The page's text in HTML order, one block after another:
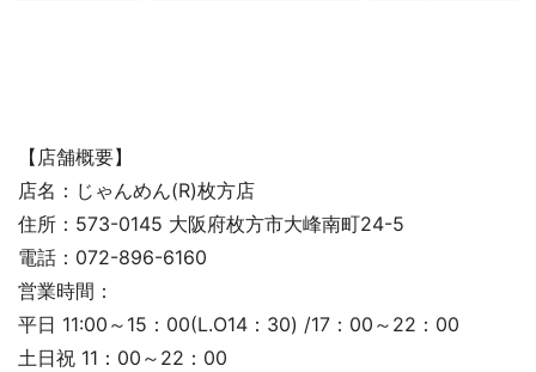
【店舗概要】
店名：じゃんめん(R)枚方店
住所：573-0145 大阪府枚方市大峰南町24-5
電話：072-896-6160
営業時間：
平日 11:00～15：00(L.O14：30) /17：00～22：00
土日祝 11：00～22：00